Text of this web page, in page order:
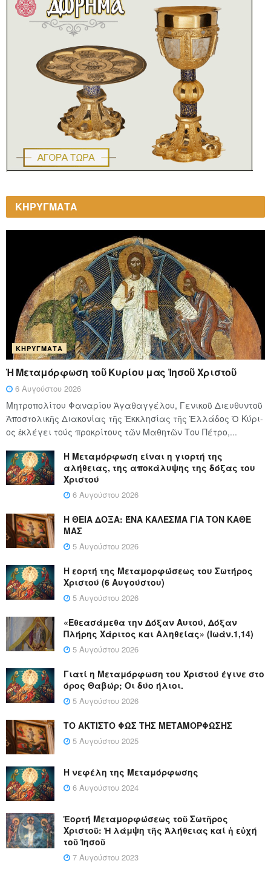
ΚΗΡΥΓΜΑΤΑ
ΚΗΡΎΓΜΑΤΑ
Ἡ Μεταμόρφωση τοῦ Κυρίου μας Ἰησοῦ Χριστοῦ
6 Αυγούστου 2026
Μητροπολίτου Φαναρίου Ἀγαθαγγέλου, Γενικοῦ Διευθυντοῦ
Ἀποστολικῆς Διακονίας τῆς Ἐκκλησίας τῆς Ἑλλάδος Ὁ Κύ­ρι­
ος ἐκλέγει τούς προ­κρί­τους τῶν Μα­θη­τῶν Του Πέ­τρο,...
Η Μεταμόρφωση είναι η γιορτή της
αλήθειας, της αποκάλυψης της δόξας του
Χριστού
6 Αυγούστου 2026
Η ΘΕΙΑ ΔΟΞΑ: ΈΝΑ ΚΑΛΕΣΜΑ ΓΙΑ ΤΟΝ ΚΑΘΕ
ΜΑΣ
5 Αυγούστου 2026
Η εορτή της Μεταμορφώσεως του Σωτήρος
Χριστού (6 Αυγούστου)
5 Αυγούστου 2026
«Εθεασάμεθα την Δόξαν Αυτού, Δόξαν
Πλήρης Χάριτος και Αληθείας» (Ιωάν.1,14)
5 Αυγούστου 2026
Γιατί η Μεταμόρφωση του Χριστού έγινε στο
όρος Θαβώρ; Οι δύο ήλιοι.
5 Αυγούστου 2026
ΤΟ ΑΚΤΙΣΤΟ ΦΩΣ ΤΗΣ ΜΕΤΑΜΟΡΦΩΣΗΣ
5 Αυγούστου 2025
Η νεφέλη της Μεταμόρφωσης
6 Αυγούστου 2024
Ἑορτή Μεταμορφώσεως τοῦ Σωτῆρος
Χριστοῦ: Ἡ λάμψη τῆς Ἀλήθειας καί ἡ εὐχή
τοῦ Ἰησοῦ
7 Αυγούστου 2023